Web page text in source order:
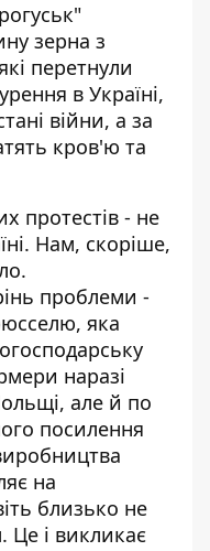
зерна з
перетнули
в Україні,
війни, а за
кров'ю та
протестів - не
Нам, скоріше,
проблеми -
, яка
наразі
але й по
посилення
на
близько не
Це і викликає